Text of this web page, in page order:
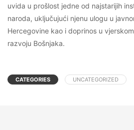
uvida u prošlost jedne od najstarijih
naroda, uključujući njenu ulogu u
Hercegovine kao i doprinos u
razvoju Bošnjaka.
CATEGORIES UNCATEGORIZED